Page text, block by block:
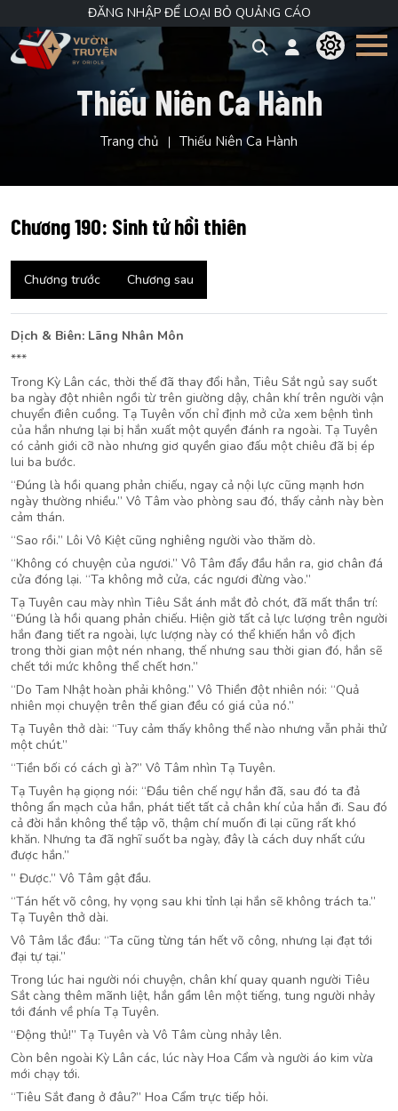
ĐĂNG NHẬP ĐỂ LOẠI BỎ QUẢNG CÁO
Thiếu Niên Ca Hành
Trang chủ Thiếu Niên Ca Hành
Chương 190: Sinh tử hồi thiên
Chương trước Chương sau
Dịch & Biên: Lãng Nhân Môn
***
Trong Kỳ Lân các, thời thế đã thay đổi hẳn, Tiêu Sắt ngủ say suốt
ba ngày đột nhiên ngồi từ trên giường dậy, chân khí trên người vận
chuyển điên cuồng. Tạ Tuyên vốn chỉ định mở cửa xem bệnh tình
của hắn nhưng lại bị hắn xuất một quyền đánh ra ngoài. Tạ Tuyên
có cảnh giới cỡ nào nhưng giơ quyền giao đấu một chiêu đã bị ép
lui ba bước.
“Đúng là hồi quang phản chiếu, ngay cả nội lực cũng mạnh hơn
ngày thường nhiều.” Vô Tâm vào phòng sau đó, thấy cảnh này bèn
cảm thán.
“Sao rồi.” Lôi Vô Kiệt cũng nghiêng người vào thăm dò.
“Không có chuyện của ngươi.” Vô Tâm đẩy đầu hắn ra, giơ chân đá
cửa đóng lại. “Ta không mở cửa, các ngươi đừng vào.”
Tạ Tuyên cau mày nhìn Tiêu Sắt ánh mắt đỏ chót, đã mất thần trí:
“Đúng là hồi quang phản chiếu. Hiện giờ tất cả lực lượng trên người
hắn đang tiết ra ngoài, lực lượng này có thể khiến hắn vô địch
trong thời gian một nén nhang, thế nhưng sau thời gian đó, hắn sẽ
chết tới mức không thể chết hơn.”
“Do Tam Nhật hoàn phải không.” Vô Thiền đột nhiên nói: “Quả
nhiên mọi chuyện trên thế gian đều có giá của nó.”
Tạ Tuyên thở dài: “Tuy cảm thấy không thể nào nhưng vẫn phải thử
một chút.”
“Tiền bối có cách gì à?” Vô Tâm nhìn Tạ Tuyên.
Tạ Tuyên hạ giọng nói: “Đầu tiên chế ngự hắn đã, sau đó ta đả
thông ẩn mạch của hắn, phát tiết tất cả chân khí của hắn đi. Sau đó
cả đời hắn không thể tập võ, thậm chí muốn đi lại cũng rất khó
khăn. Nhưng ta đã nghĩ suốt ba ngày, đây là cách duy nhất cứu
được hắn.”
” Được.” Vô Tâm gật đầu.
“Tán hết võ công, hy vọng sau khi tỉnh lại hắn sẽ không trách ta.”
Tạ Tuyên thở dài.
Vô Tâm lắc đầu: “Ta cũng từng tán hết võ công, nhưng lại đạt tới
đại tự tại.”
Trong lúc hai người nói chuyện, chân khí quay quanh người Tiêu
Sắt càng thêm mãnh liệt, hắn gầm lên một tiếng, tung người nhảy
tới đánh về phía Tạ Tuyên.
“Động thủ!” Tạ Tuyên và Vô Tâm cùng nhảy lên.
Còn bên ngoài Kỳ Lân các, lúc này Hoa Cẩm và người áo kim vừa
mới chạy tới.
“Tiêu Sắt đang ở đâu?” Hoa Cẩm trực tiếp hỏi.